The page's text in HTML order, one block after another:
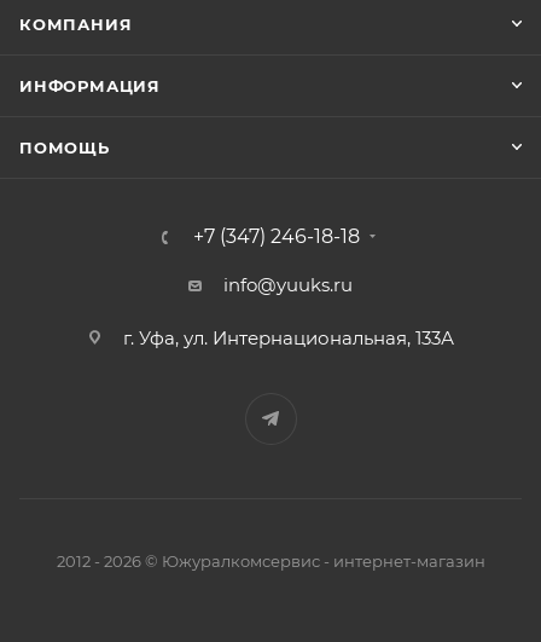
КОМПАНИЯ
ИНФОРМАЦИЯ
ПОМОЩЬ
+7 (347) 246-18-18
info@yuuks.ru
г. Уфа, ул. Интернациональная, 133А
2012 - 2026 © Южуралкомсервис - интернет-магазин